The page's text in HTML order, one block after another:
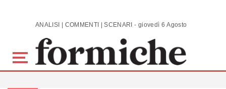
Skip to main content ANALISI | COMMENTI | SCENARI - giovedì 6 Agosto 2026